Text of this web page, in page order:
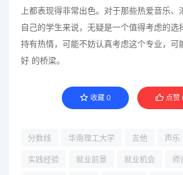
上都表现得非常出色。对于那些热爱音乐、
自己的学生来说，无疑是一个值得考虑的选
持有热情，可能不妨认真考虑这个专业，可
好 的桥梁。
收藏 0 点赞
分数线 华南理工大学 吉他 声乐
实践经验 就业前景 就业机会 师